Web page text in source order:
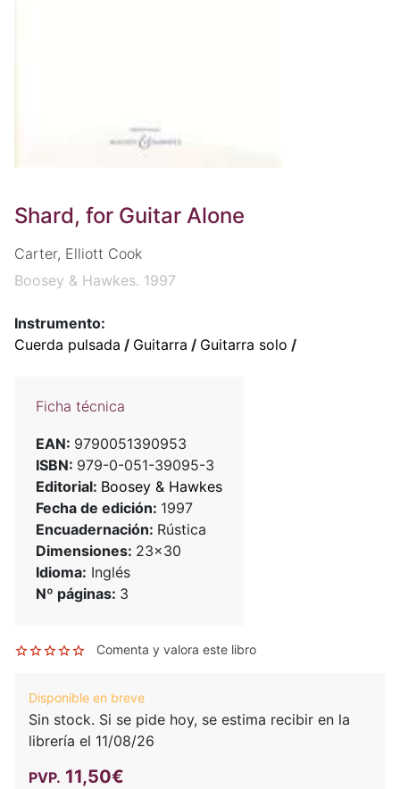
Shard, for Guitar Alone
Carter, Elliott Cook
Boosey & Hawkes. 1997
Instrumento:
Cuerda pulsada / Guitarra / Guitarra solo /
Ficha técnica
EAN: 9790051390953
ISBN: 979-0-051-39095-3
Editorial: Boosey & Hawkes
Fecha de edición: 1997
Encuadernación: Rústica
Dimensiones: 23x30
Idioma: Inglés
Nº páginas: 3
Comenta y valora este libro
Disponible en breve
Sin stock. Si se pide hoy, se estima recibir en la
librería el 11/08/26
PVP. 11,50€